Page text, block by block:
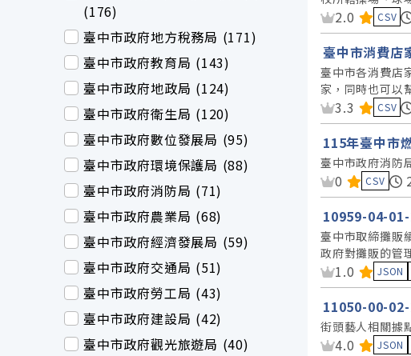
(176)
臺中市政府地方稅務局 (171)
臺中市政府教育局 (143)
臺中市政府地政局 (124)
臺中市政府衛生局 (120)
臺中市政府數位發展局 (95)
臺中市政府環境保護局 (88)
臺中市政府消防局 (71)
臺中市政府農業局 (68)
臺中市政府經濟發展局 (59)
臺中市政府交通局 (51)
臺中市政府勞工局 (43)
臺中市政府建設局 (42)
臺中市政府觀光旅遊局 (40)
資料集評分
2.0 CSV
臺中市消費店
臺中市各消費店
家，同時也可以
資料集評分
3.3 CSV
115年臺中市
臺中市政府消防
資料集評分
0 CSV
10959-04-
臺中市取締攤販
政府對攤販的管
資料集評分
1.0 JSON
11050-00-
街頭藝人相關據
資料集評分
4.0 JSON